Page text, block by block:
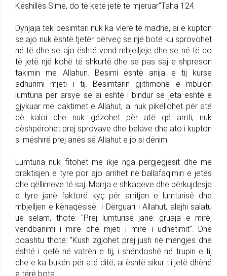
Këshillës Sime, do të ketë jetë të mjeruar"Taha 124.
Dynjaja tek besimtari nuk ka vlerë të madhe, ai e kupton
se ajo nuk është tjetër përveç se një botë ku sprovohet
në të dhe se ajo është vend mbjelljeje dhe se në të do
të jetë një kohë të shkurtë dhe se pas saj e shpreson
takimin me Allahun. Besimi është anija e tij kurse
adhurimi mjeti i tij. Besimtarin gjithmonë e mbulon
lumturia për arsye se ai është i bindur se jeta është e
gjykuar me caktimet e Allahut, ai nuk pikëllohet për atë
që kaloi dhe nuk gëzohet për atë që arriti, nuk
dëshpërohet prej sprovave dhe belave dhe ato i kupton
si mëshirë prej anës së Allahut e jo si dënim.
Lumturia nuk fitohet me ikje nga përgjegjësit dhe me
braktisjen e tyre por ajo arrihet në ballafaqimin e jetës
dhe qëllimeve të saj. Marrja e shkaqeve dhe përkujdesja
e tyre janë faktorë kyç për arritjen e lumturisë dhe
mbjelljen e kënaqësisë. I Dërguari i Allahut, alejhi salatu
ue selam, thotë: "Prej lumturisë janë: gruaja e mirë,
vendbanimi i mirë dhe mjeti i mirë i udhëtimit". Dhe
poashtu thotë: "Kush zgjohet prej jush në mëngjes dhe
është i qetë në vatrën e tij, i shëndoshë në trupin e tij
dhe e ka bukën për atë ditë, ai është sikur t'i jetë dhënë
e tërë bota".